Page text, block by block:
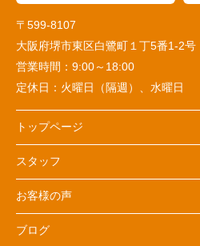
〒599-8107
大阪府堺市東区白鷺町１丁5番1‐2号
営業時間： 9:00～18:00
定休日： 火曜日（隔週）、水曜日
トップページ
スタッフ
お客様の声
ブログ